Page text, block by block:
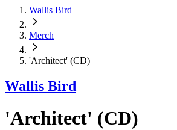
Wallis Bird
Merch
'Architect' (CD)
Wallis Bird
'Architect' (CD)